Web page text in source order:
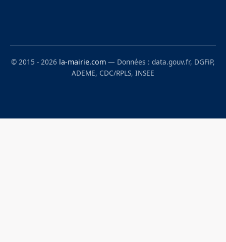
© 2015 - 2026 la-mairie.com — Données : data.gouv.fr, DGFiP,
ADEME, CDC/RPLS, INSEE